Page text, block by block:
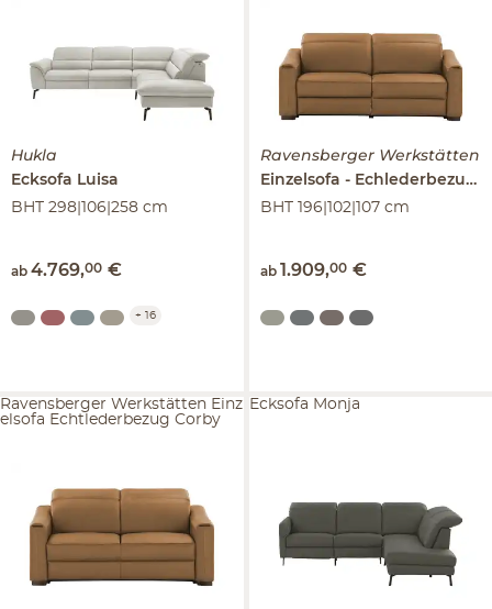
Hukla
Ecksofa Luisa
BHT 298|106|258 cm
ab 4.769,00 €
+ 16
Ravensberger Werkstätten
Einzelsofa Echlederbezug
BHT 196|102|107 cm
ab 1.909,00 €
Ravensberger Werkstätten Einz
elsofa Echtlederbezug Corby
Ecksofa Monja